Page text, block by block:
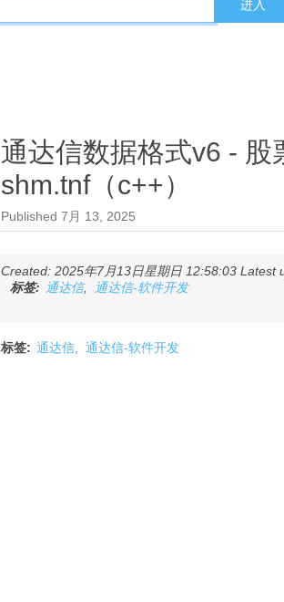
通达信数据格式v6 -
shm.tnf（c++）
Published 7月 13, 2025
Created: 2025年7月13日星期日 12:58:03
标签: 通达信, 通达信-软件开发
标签: 通达信, 通达信-软件开发